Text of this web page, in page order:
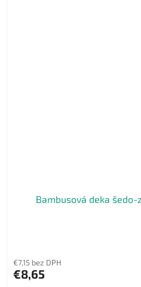
Bambusová deka
produktu
je
€7,15 bez DPH
€8,65